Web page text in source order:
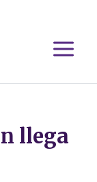
llega